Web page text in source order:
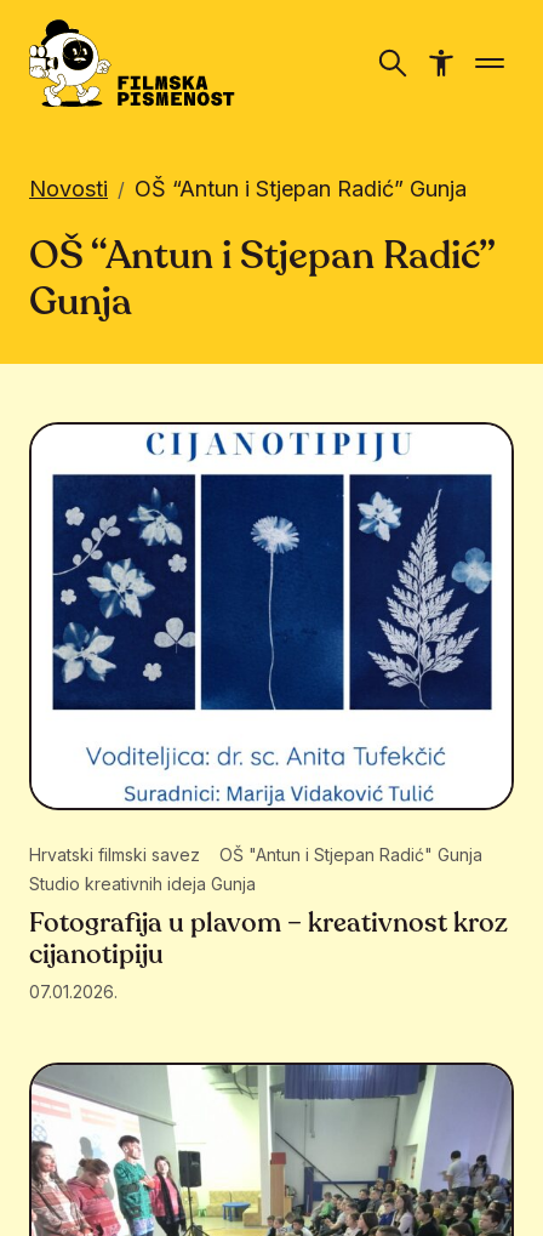
Novosti / OŠ “Antun i Stjepan Radić” Gunja
OŠ “Antun i Stjepan Radić”
Gunja
Hrvatski filmski savez
OŠ "Antun i Stjepan Radić" Gunja
Studio kreativnih ideja Gunja
Fotografija u plavom – kreativnost kroz
cijanotipiju
07.01.2026.